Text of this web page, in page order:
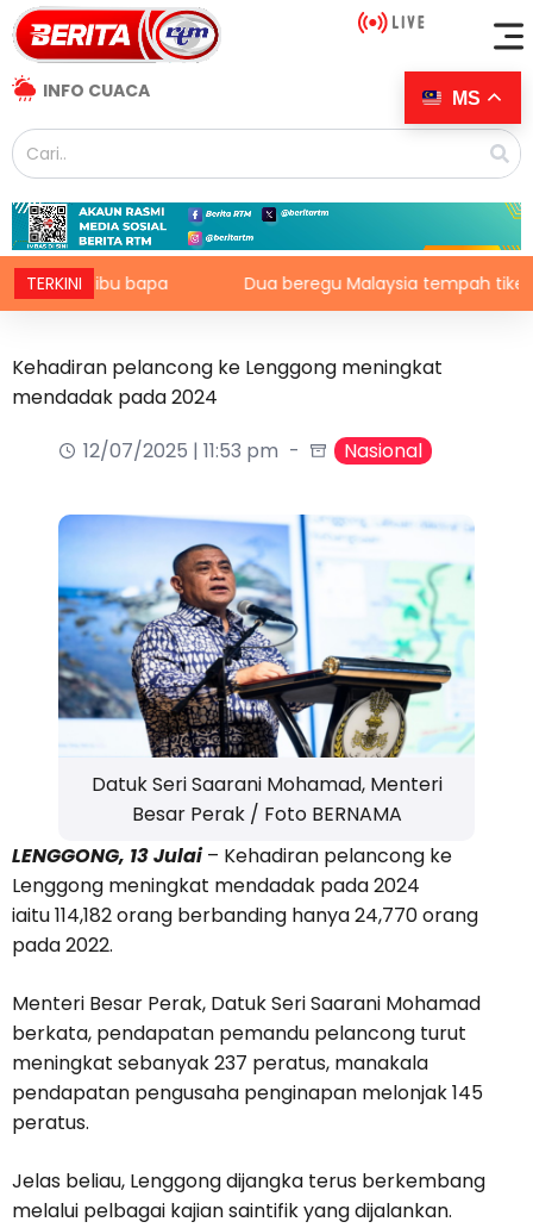
INFO CUACA
TERKINI
ibu bapa Dua beregu Malaysia tempah tiket final
Kehadiran pelancong ke Lenggong meningkat
mendadak pada 2024
12/07/2025 | 11:53 pm
Nasional
Datuk Seri Saarani Mohamad, Menteri
Besar Perak / Foto BERNAMA
LENGGONG, 13 Julai– Kehadiran pelancong ke
Lenggong meningkat mendadak pada 2024
iaitu 114,182 orang berbanding hanya 24,770 orang
pada 2022.
Menteri Besar Perak, Datuk Seri Saarani Mohamad
berkata, pendapatan pemandu pelancong turut
meningkat sebanyak 237 peratus, manakala
pendapatan pengusaha penginapan melonjak 145
peratus.
Jelas beliau, Lenggong dijangka terus berkembang
melalui pelbagai kajian saintifik yang dijalankan.
MS